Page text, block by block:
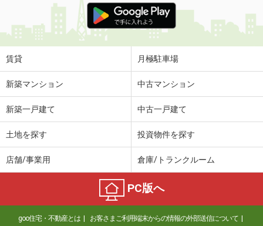
賃貸 月極駐車場
新築マンション 中古マンション
新築一戸建て 中古一戸建て
土地を探す 投資物件を探す
店舗/事業用 倉庫/トランクルーム
PC版へ
goo住宅・不動産とは お客さまご利用端末からの情報の外部送信について